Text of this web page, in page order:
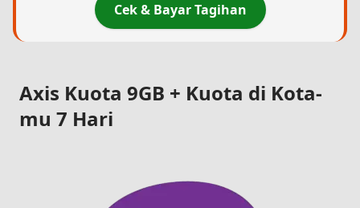
Cek & Bayar Tagihan
Axis Kuota 9GB + Kuota di Kota-
mu 7 Hari